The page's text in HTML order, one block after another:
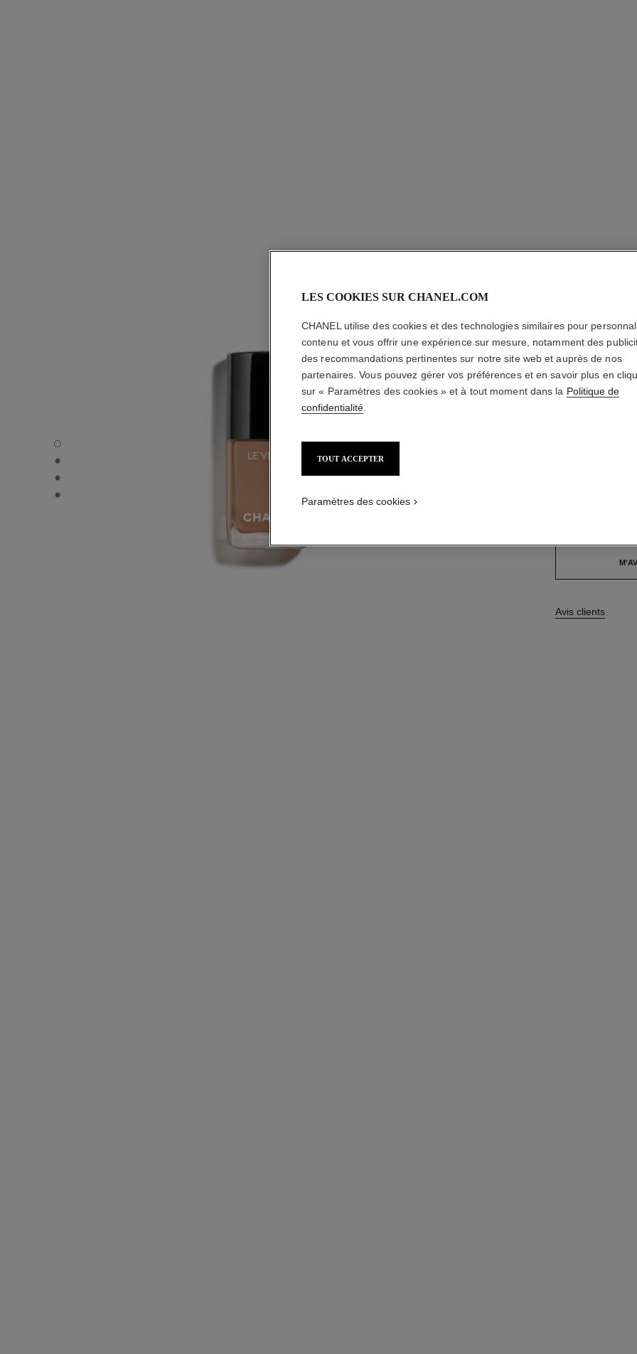
LE VERNIS - Vue par défaut
LE VERNIS - Vue alternative 1
LE VERNIS - Vue alternative 2
LE VERNIS - Vue basique texture
Longue Tenue
En savoir plus
Réf. 179103
Avis clients
LES COOKIES SUR CHANEL.COM
CHANEL utilise des cookies et des technologies similaires pour
contenu et vous offrir une expérience sur mesure, notamment des
des recommandations pertinentes sur notre site web et auprès de nos
partenaires. Vous pouvez gérer vos préférences et en savoir plus en
sur « Paramètres des cookies » et à tout moment dans la Politique de
confidentialité
TOUT ACCEPTER
Paramètres des cookies